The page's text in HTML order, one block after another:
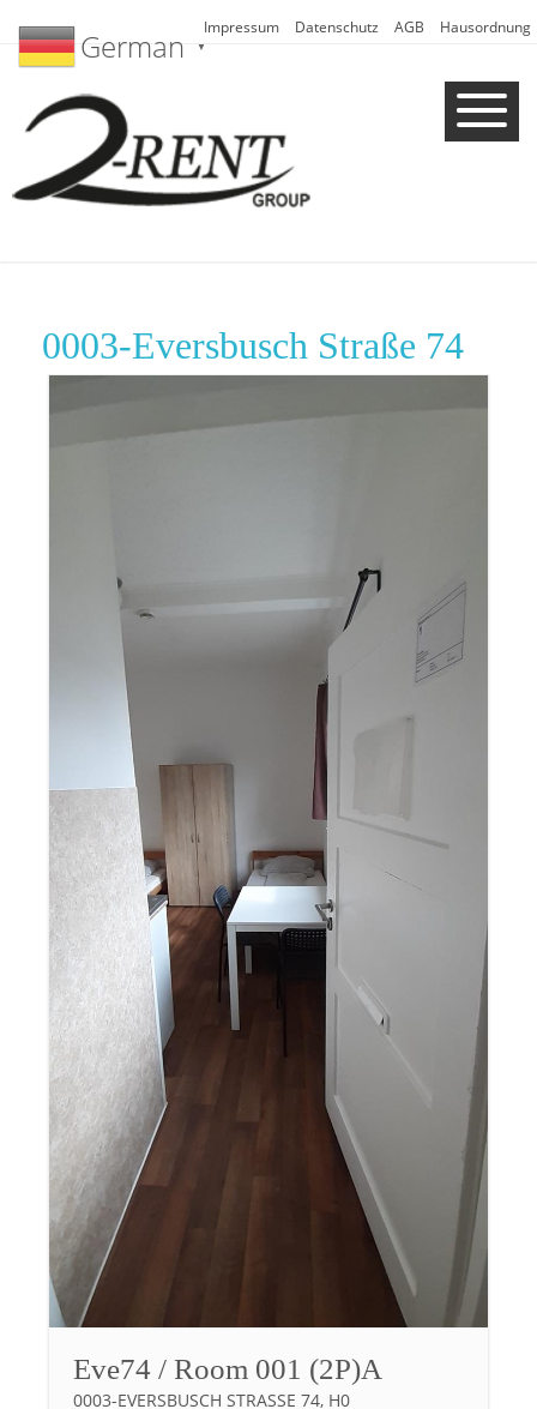
Impressum Datenschutz AGB Hausordnung
0003-Eversbusch Straße 74
Eve74 / Room 001 (2P)A
0003-EVERSBUSCH STRASSE 74, H0 A
German ▼